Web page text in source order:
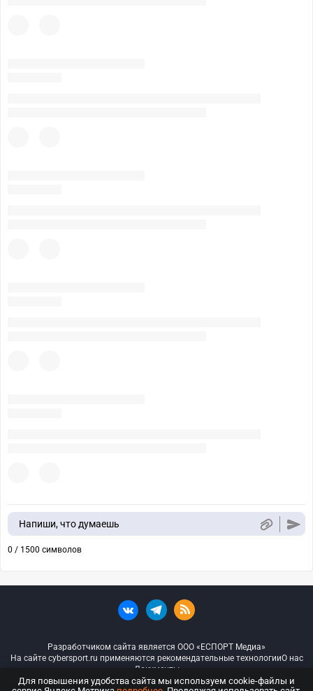
Напиши, что думаешь
0 / 1500 символов
Разработчиком сайта является ООО «ЕСПОРТ Медиа»
На сайте cybersport.ru применяются рекомендательные технологииО нас
Документы
Для повышения удобства сайта мы используем cookie-файлы и